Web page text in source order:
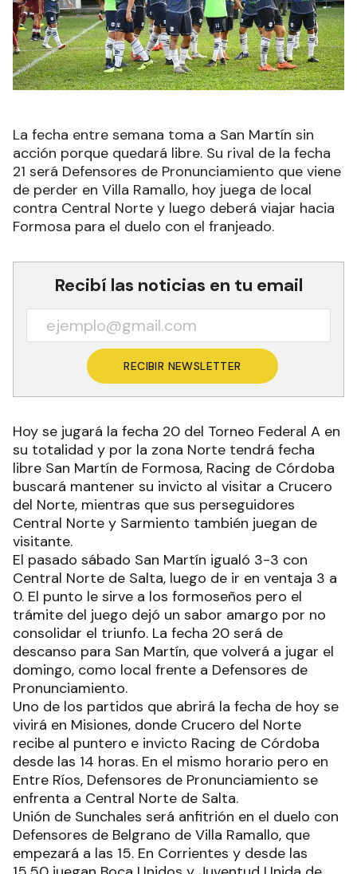
La fecha entre semana toma a San Martín sin
acción porque quedará libre. Su rival de la fecha
21 será Defensores de Pronunciamiento que viene
de perder en Villa Ramallo, hoy juega de local
contra Central Norte y luego deberá viajar hacia
Formosa para el duelo con el franjeado.
Recibí las noticias en tu email
RECIBIR NEWSLETTER
Hoy se jugará la fecha 20 del Torneo Federal A en
su totalidad y por la zona Norte tendrá fecha
libre San Martín de Formosa, Racing de Córdoba
buscará mantener su invicto al visitar a Crucero
del Norte, mientras que sus perseguidores
Central Norte y Sarmiento también juegan de
visitante.
El pasado sábado San Martín igualó 3-3 con
Central Norte de Salta, luego de ir en ventaja 3 a
0. El punto le sirve a los formoseños pero el
trámite del juego dejó un sabor amargo por no
consolidar el triunfo. La fecha 20 será de
descanso para San Martín, que volverá a jugar el
domingo, como local frente a Defensores de
Pronunciamiento.
Uno de los partidos que abrirá la fecha de hoy se
vivirá en Misiones, donde Crucero del Norte
recibe al puntero e invicto Racing de Córdoba
desde las 14 horas. En el mismo horario pero en
Entre Ríos, Defensores de Pronunciamiento se
enfrenta a Central Norte de Salta.
Unión de Sunchales será anfitrión en el duelo con
Defensores de Belgrano de Villa Ramallo, que
empezará a las 15. En Corrientes y desde las